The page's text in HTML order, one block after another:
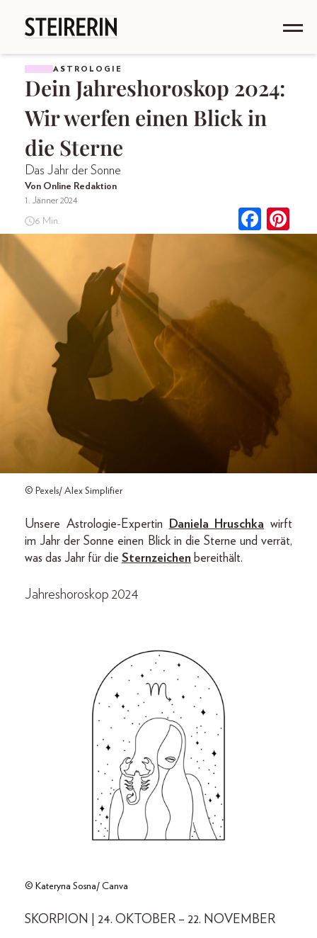
ASTROLOGIE
Dein Jahreshoroskop 2024:
Wir werfen einen Blick in
die Sterne
Das Jahr der Sonne
Von Online Redaktion
1. Jänner 2024
6 Min.
© Pexels/ Alex Simplifier
Unsere Astrologie-Expertin Daniela Hruschka wirft
im Jahr der Sonne einen Blick in die Sterne und verrät,
was das Jahr für die Sternzeichen bereithält.
Jahreshoroskop 2024
© Kateryna Sosna/ Canva
SKORPION | 24. OKTOBER – 22. NOVEMBER